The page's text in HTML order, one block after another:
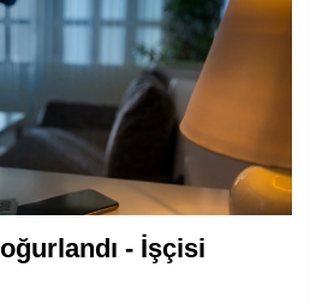
- İşçisi